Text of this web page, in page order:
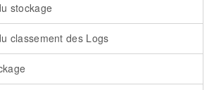
stockage
classement des Logs